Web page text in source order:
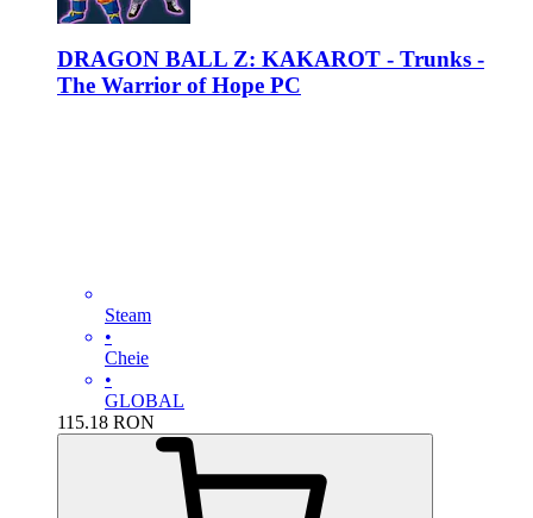
DRAGON BALL Z: KAKAROT - Trunks -
The Warrior of Hope PC
Steam
•
Cheie
•
GLOBAL
115.18 RON